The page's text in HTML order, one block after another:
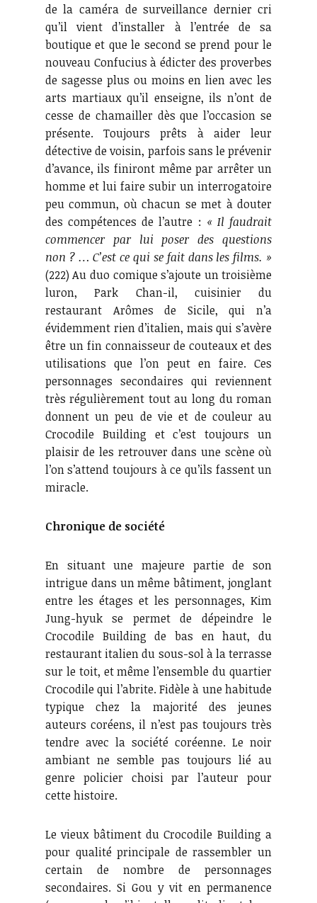
de la caméra de surveillance dernier cri
qu’il vient d’installer à l’entrée de sa
boutique et que le second se prend pour le
nouveau Confucius à édicter des proverbes
de sagesse plus ou moins en lien avec les
arts martiaux qu’il enseigne, ils n’ont de
cesse de chamailler dès que l’occasion se
présente. Toujours prêts à aider leur
détective de voisin, parfois sans le prévenir
d’avance, ils finiront même par arrêter un
homme et lui faire subir un interrogatoire
peu commun, où chacun se met à douter
des compétences de l’autre : « Il faudrait
commencer par lui poser des questions
non ? … C’est ce qui se fait dans les films. »
(222) Au duo comique s’ajoute un troisième
luron, Park Chan-il, cuisinier du
restaurant Arômes de Sicile, qui n’a
évidemment rien d’italien, mais qui s’avère
être un fin connaisseur de couteaux et des
utilisations que l’on peut en faire. Ces
personnages secondaires qui reviennent
très régulièrement tout au long du roman
donnent un peu de vie et de couleur au
Crocodile Building et c’est toujours un
plaisir de les retrouver dans une scène où
l’on s’attend toujours à ce qu’ils fassent un
miracle.
Chronique de société
En situant une majeure partie de son
intrigue dans un même bâtiment, jonglant
entre les étages et les personnages, Kim
Jung-hyuk se permet de dépeindre le
Crocodile Building de bas en haut, du
restaurant italien du sous-sol à la terrasse
sur le toit, et même l’ensemble du quartier
Crocodile qui l’abrite. Fidèle à une habitude
typique chez la majorité des jeunes
auteurs coréens, il n’est pas toujours très
tendre avec la société coréenne. Le noir
ambiant ne semble pas toujours lié au
genre policier choisi par l’auteur pour
cette histoire.
Le vieux bâtiment du Crocodile Building a
pour qualité principale de rassembler un
certain de nombre de personnages
secondaires. Si Gou y vit en permanence